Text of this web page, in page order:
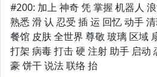
#200: 加上 神奇 凭 掌握 机器人
熟悉 滑 认 忍受 插 运 回忆 动手
餐馆 皮肤 全世界 尊敬 玻璃 区域
打架 病毒 打击 硬 注射 助手 启动
豪 饼干 说法 联络 抬